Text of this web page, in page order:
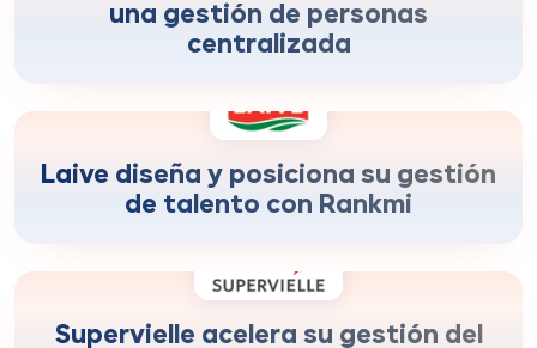
una gestión de personas
centralizada
+170%de desarrollo
Laive diseña y posiciona su gestión
de talento con Rankmi
+200%desempeño.
Supervielle acelera su gestión del